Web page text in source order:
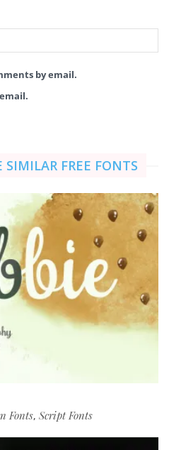
by email.
SIMILAR FREE FONTS
Fonts, Script Fonts